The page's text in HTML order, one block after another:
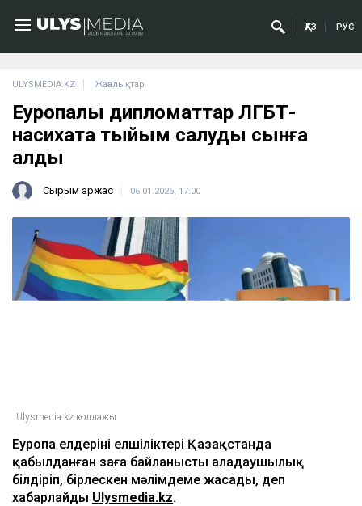
ҚАЗ РУС
ULYSMEDIA.KZ Жаңалықтар
Еуропалық дипломаттар ЛГБТ-
насихатқа тыйым салуды сынға
алды
Сырым Қаржас 06.01.2026, 17:00
Ulysmedia.kz коллажы
Еуропа елдерінің елшіліктері Қазақстанда
қабылданған заңға байланысты алаңдаушылық
білдіріп, бірлескен мәлімдеме жасады, деп
хабарлайды Ulysmedia.kz.